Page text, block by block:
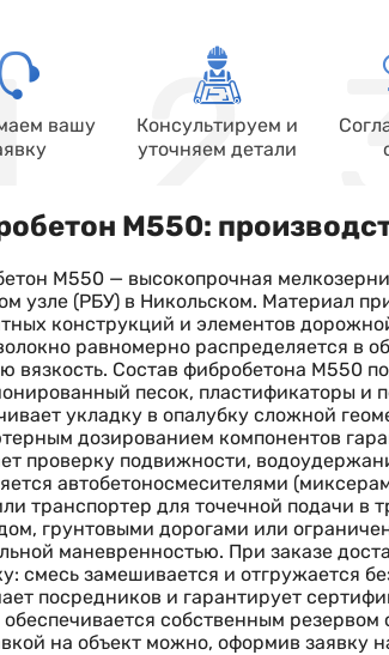
вашу
Консультируем и
уточняем детали
М550:
М550 — высокопрочная
узле (РБУ) в Никольском. Материал
конструкций и элементов
равномерно распределяется в
вязкость. Состав фибробетона М550
песок, пластификаторы и
укладку в опалубку сложной
дозированием компонентов
проверку подвижности,
автобетоносмесителями
транспортер для точечной подачи в
грунтовыми дорогами или
маневренностью. При заказе
смесь замешивается и отгружается
посредников и гарантирует
собственным
на объект можно, оформив заявку